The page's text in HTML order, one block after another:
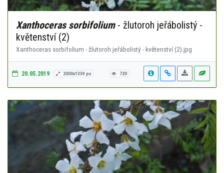
Xanthoceras sorbifolium- žlutoroh jeřábolistý -
květenství (2)
Xanthoceras sorbifolium - žlutoroh jeřábolistý - květenství (2).jpg
20.05.2019 2000x1339 px 720